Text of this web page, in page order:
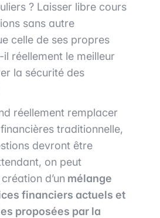
? Laisser libre cours
sans autre
celle de ses propres
réellement le meilleur
la sécurité des
réellement remplacer
traditionnelle,
devront être
on peut
d’un mélange
financiers actuels et
proposées par la